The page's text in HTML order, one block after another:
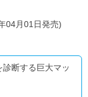
04月01日発売)
断する巨大マッ